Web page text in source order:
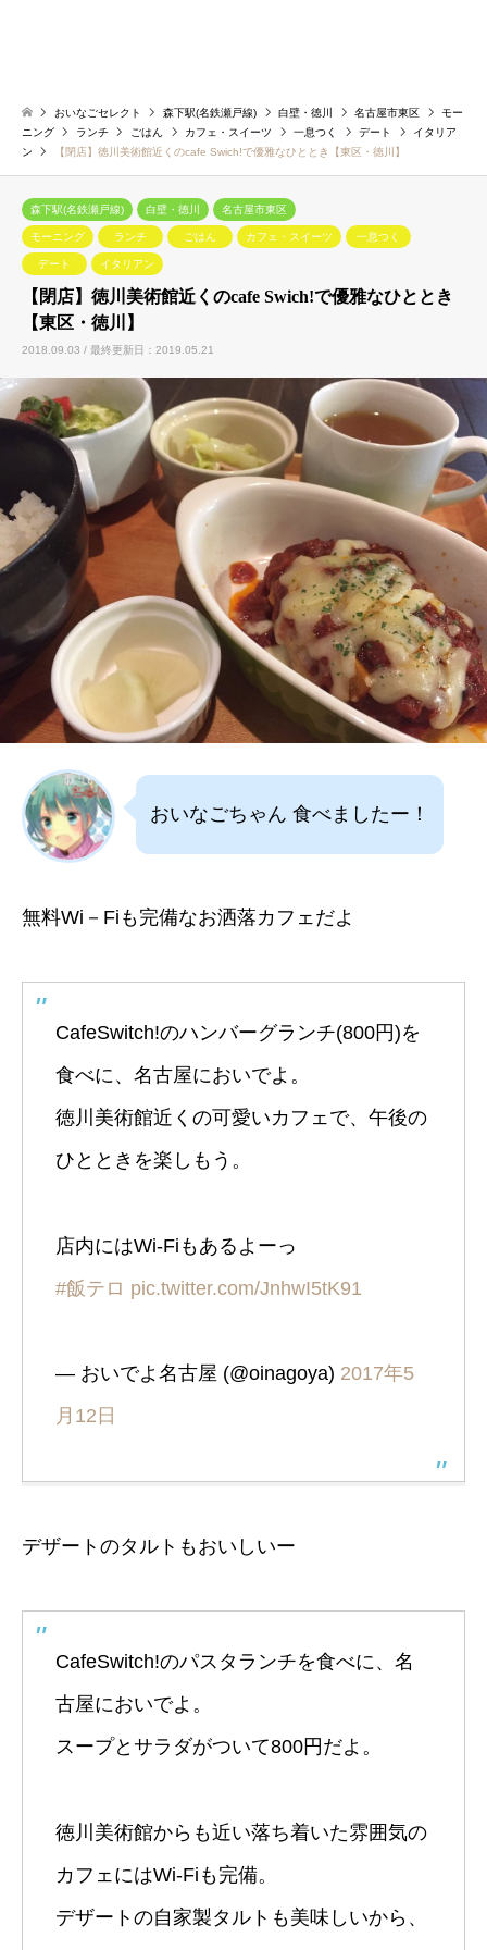
おいなごセレクト 森下駅(名鉄瀬戸線) 白壁・徳川 名古屋市東区
モー
ニング
ランチ ごはん カフェ・スイーツ 一息つく デート
イタリア
ン
【閉店】徳川美術館近くのcafe Swich!で優雅なひととき【東区・徳川】
森下駅(名鉄瀬戸線) 白壁・徳川 名古屋市東区
モーニング ランチ ごはん カフェ・スイーツ 一息つく
デート イタリアン
【閉店】徳川美術館近くのcafe Swich!で優雅なひととき
【東区・徳川】
2018.09.03 / 最終更新日：2019.05.21
おいなごちゃん 食べましたー！
無料Wi－Fiも完備なお洒落カフェだよ
CafeSwitch!のハンバーグランチ(800円)を
食べに、名古屋においでよ。
徳川美術館近くの可愛いカフェで、午後の
ひとときを楽しもう。
店内にはWi-Fiもあるよーっ
#飯テロ pic.twitter.com/JnhwI5tK91
— おいでよ名古屋 (@oinagoya) 2017年5
月12日
デザートのタルトもおいしいー
CafeSwitch!のパスタランチを食べに、名
古屋においでよ。
スープとサラダがついて800円だよ。
徳川美術館からも近い落ち着いた雰囲気の
カフェにはWi-Fiも完備。
デザートの自家製タルトも美味しいから、